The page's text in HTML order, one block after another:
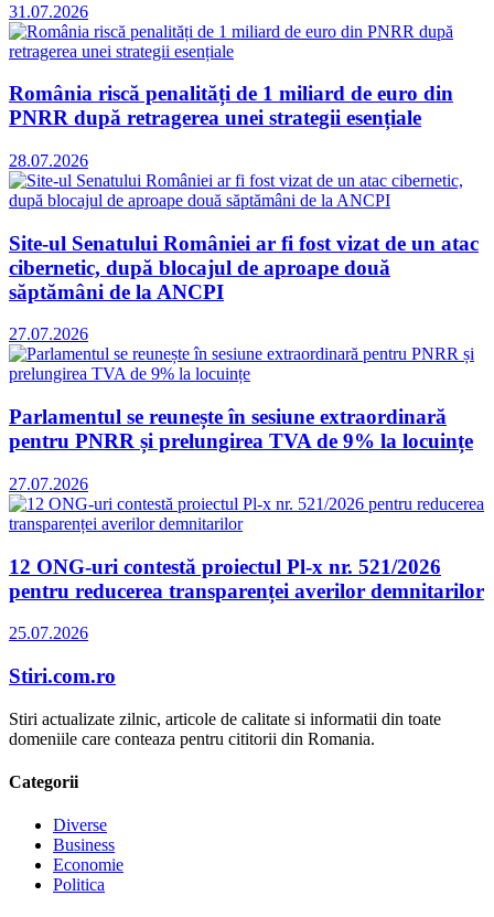
31.07.2026
România riscă penalități de 1 miliard de euro din
PNRR după retragerea unei strategii esențiale
28.07.2026
Site-ul Senatului României ar fi fost vizat de un atac
cibernetic, după blocajul de aproape două
săptămâni de la ANCPI
27.07.2026
Parlamentul se reunește în sesiune extraordinară
pentru PNRR și prelungirea TVA de 9% la locuințe
27.07.2026
12 ONG-uri contestă proiectul Pl-x nr. 521/2026
pentru reducerea transparenței averilor demnitarilor
25.07.2026
Stiri.com.ro
Stiri actualizate zilnic, articole de calitate si informatii din toate
domeniile care conteaza pentru cititorii din Romania.
Categorii
Diverse
Business
Economie
Politica